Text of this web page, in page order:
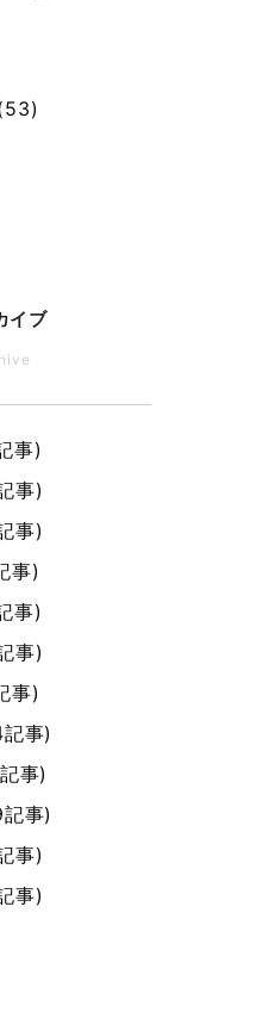
イブ
事)
事)
事)
事)
事)
事)
事)
事)
事)
事)
事)
事)